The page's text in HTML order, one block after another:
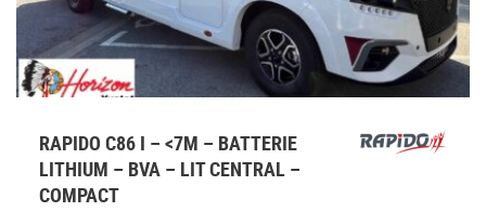
RAPIDO C86 I – <7M – BATTERIE
LITHIUM – BVA – LIT CENTRAL –
COMPACT